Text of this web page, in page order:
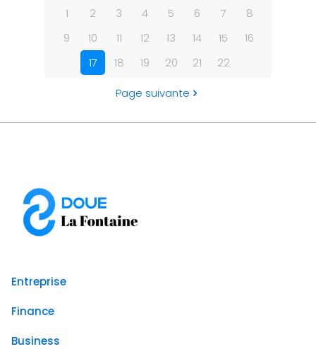
1 2 3 4 5 6 7
8
9
10 11 12 13 14 15
16
17
18 19 20 21 22
Page suivante
Entreprise
Finance
Business